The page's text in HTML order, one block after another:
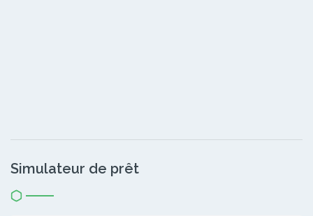
Simulateur de prêt